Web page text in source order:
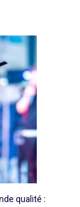
qualité :